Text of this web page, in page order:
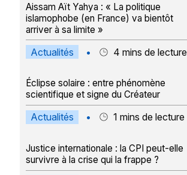
Aissam Aït Yahya : « La politique
islamophobe (en France) va bientôt
arriver à sa limite »
Actualités • 4 mins de lecture
Éclipse solaire : entre phénomène
scientifique et signe du Créateur
Actualités • 1 mins de lecture
Justice internationale : la CPI peut-elle
survivre à la crise qui la frappe ?